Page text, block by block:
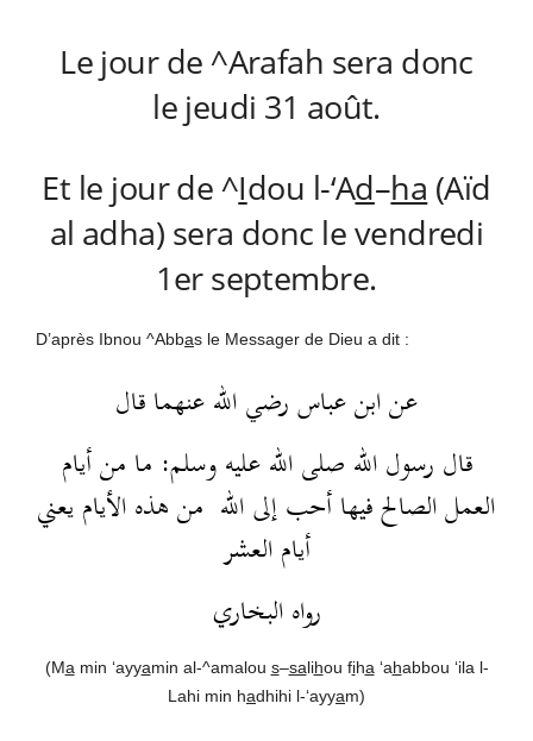
Le jour de ^Arafah sera donc
le jeudi 31 août.
Et le jour de ^Idou l-‘Ad–ha (Aïd
al adha) sera donc le vendredi
1er septembre.
D’après Ibnou ^Abbas le Messager de Dieu a dit :
عن ابن عباس رضي الله عنهما قال
قال رسول الله صلى الله عليه وسلم: ما من أيام
العمل الصالح فيها أحب إلى الله من هذه الأيام يعني
أيام العشر
رواه البخاري
(Ma min ‘ayyamin al-^amalou s–salihou fiha ‘ahabbou ‘ila l-
Lahi min hadhihi l-‘ayyam)